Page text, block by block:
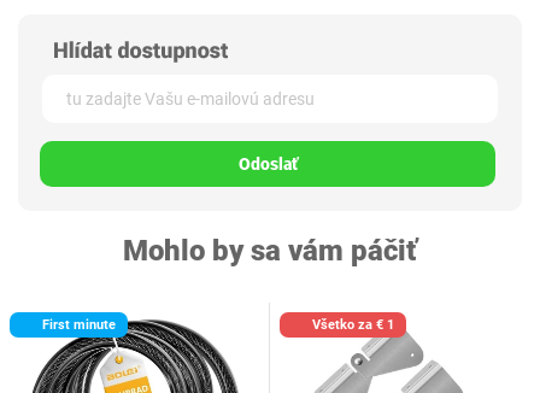
Odoslať
Mohlo by sa vám páčiť
First minute Všetko za € 1